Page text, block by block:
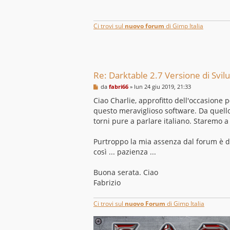
g
Ci trovi sul nuovo forum di Gimp Italia
Re: Darktable 2.7 Versione di
M
s
s
a
g
g
o
da fabri66 » lun 24 giu 2019, 21:33
Ciao Charlie, approfitto dell'occasione
questo meraviglioso software. Da
torni pure a parlare italiano. Staremo a
Purtroppo la mia assenza dal forum è
così ... pazienza ...
Buona serata. Ciao
Fabrizio
Ci trovi sul nuovo Forum di Gimp Italia